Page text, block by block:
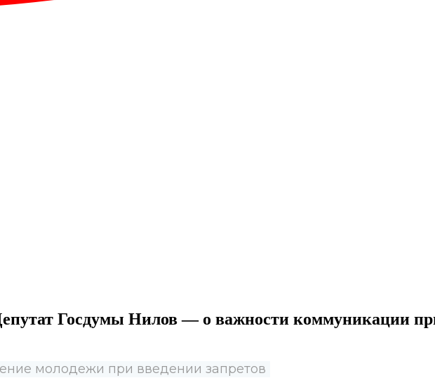
Госдумы Нилов — о важности коммуникации
молодежи при введении запретов